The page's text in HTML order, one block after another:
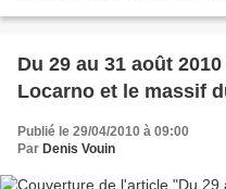
Du 29 au 31 août
Locarno et le massif
Publié le 29/04/2010 à 09:00
Par Denis Vouin